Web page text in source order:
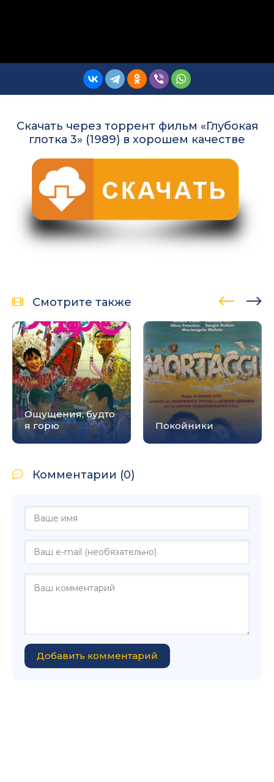
Скачать через торрент фильм «Глубокая
глотка 3» (1989) в хорошем качестве
Смотрите также
Ощущения, будто
я горю
Покойники
Комментарии (0)
Добавить комментарий